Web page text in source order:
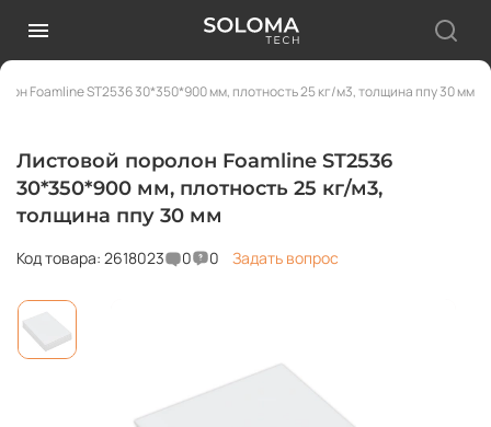
Foamline ST2536 30*350*900 мм, плотность 25 кг/м3, толщина ппу 30 мм
Листовой поролон Foamline ST2536
30*350*900 мм, плотность 25 кг/м3,
толщина ппу 30 мм
Код товара: 2618023 0 0 Задать вопрос